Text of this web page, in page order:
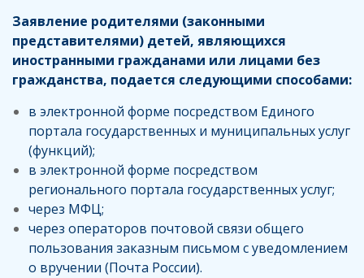
Заявление родителями (законными
представителями) детей, являющихся
иностранными гражданами или лицами без
гражданства, подается следующими способами:
в электронной форме посредством Единого
портала государственных и муниципальных услуг
(функций);
в электронной форме посредством
регионального портала государственных услуг;
через МФЦ;
через операторов почтовой связи общего
пользования заказным письмом с уведомлением
о вручении (Почта России).